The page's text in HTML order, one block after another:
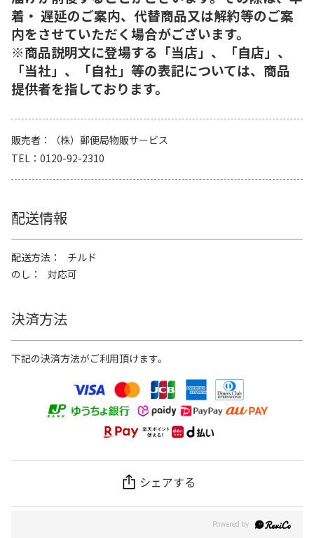
着・ 遅延のご案内、代替商品又は解約等のご案
内をさせていただく場合がございます。
※商品説明文に登場する「当店」、「自店」、
「当社」、「自社」等の表記については、商品
提供者を指しております。
販売者
（株）郵便局物販サービス
TEL
0120-92-2310
配送情報
配送方法
チルド
のし
対応可
決済方法
下記の決済方法がご利用頂けます。
シェアする